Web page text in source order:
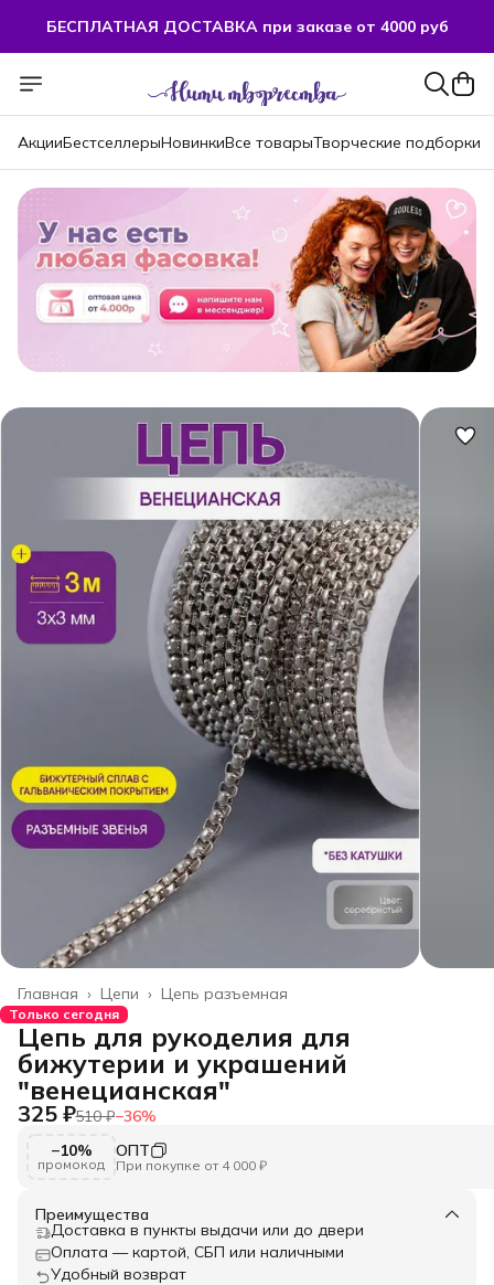
БЕСПЛАТНАЯ ДОСТАВКА при заказе от 4000 руб
АкцииБестселлерыНовинкиВсе товарыТворческие подборки
Цепь разъемная
Цепи ›
Главная ›
Только сегодня
Цепь для рукоделия для
бижутерии и украшений
"венецианская"
325 ₽510 ₽−36%
−10%
промокод
ОПТ
При покупке от 4 000 ₽
Преимущества
Доставка в пункты выдачи или до двери
Оплата — картой, СБП или наличными
Удобный возврат